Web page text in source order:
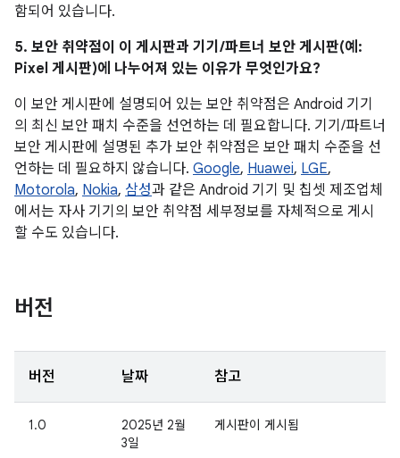
함되어 있습니다.
5. 보안 취약점이 이 게시판과 기기/파트너 보안 게시판(예:
Pixel 게시판)에 나누어져 있는 이유가 무엇인가요?
이 보안 게시판에 설명되어 있는 보안 취약점은 Android 기기
의 최신 보안 패치 수준을 선언하는 데 필요합니다. 기기/파트너
보안 게시판에 설명된 추가 보안 취약점은 보안 패치 수준을 선
언하는 데 필요하지 않습니다. Google, Huawei, LGE,
Motorola, Nokia, 삼성과 같은 Android 기기 및 칩셋 제조업체
에서는 자사 기기의 보안 취약점 세부정보를 자체적으로 게시
할 수도 있습니다.
버전
버전 날짜 참고
1.0
2025년 2월
3일
게시판이 게시됨